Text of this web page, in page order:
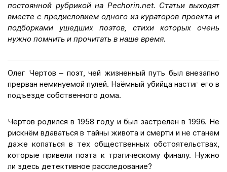
постоянной рубрикой на Pechorin.net. Статьи выходят
вместе с предисловием одного из кураторов проекта и
подборками ушедших поэтов, стихи которых очень
нужно помнить и прочитать в наше время.
Олег Чертов – поэт, чей жизненный путь был внезапно
прерван неминуемой пулей. Наёмный убийца настиг его в
подъезде собственного дома.
Чертов родился в 1958 году и был застрелен в 1996. Не
рискнём вдаваться в тайны живота и смерти и не станем
даже копаться в тех общественных обстоятельствах,
которые привели поэта к трагическому финалу. Нужно
ли здесь детективное расследование?